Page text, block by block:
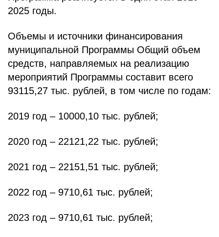
2025 годы.
Объемы и источники финансирования
муниципальной Программы Общий объем
средств, направляемых на реализацию
мероприятий Программы составит всего
93115,27 тыс. рублей, в том числе по годам:
2019 год – 10000,10 тыс. рублей;
2020 год – 22121,22 тыс. рублей;
2021 год – 22151,51 тыс. рублей;
2022 год – 9710,61 тыс. рублей;
2023 год – 9710,61 тыс. рублей;